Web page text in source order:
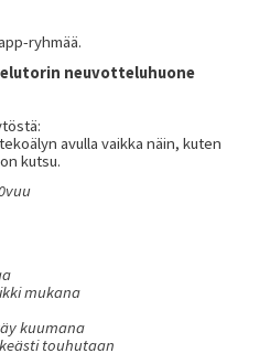
ryhmää.
neuvotteluhuone
avulla vaikka näin, kuten
kutsu.
mukana
kuumana
touhutaan